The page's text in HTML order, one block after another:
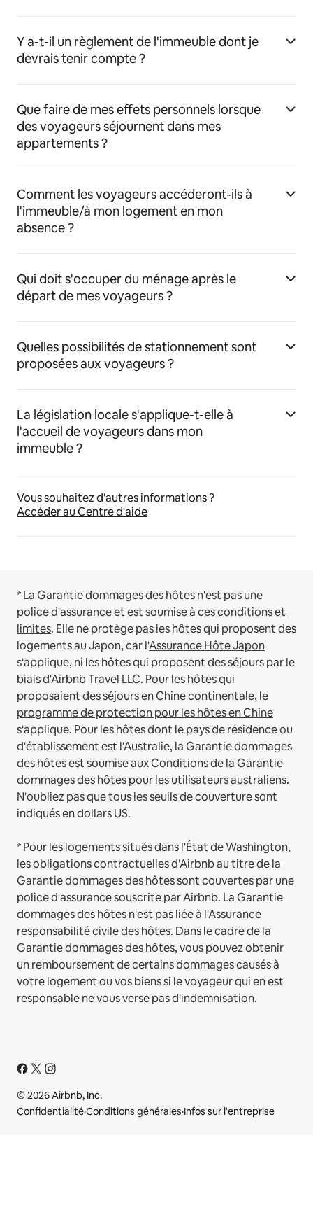
Y a-t-il un règlement de l'immeuble dont je
devrais tenir compte ?
Que faire de mes effets personnels lorsque
des voyageurs séjournent dans mes
appartements ?
Comment les voyageurs accéderont-ils à
l'immeuble/à mon logement en mon
absence ?
Qui doit s'occuper du ménage après le
départ de mes voyageurs ?
Quelles possibilités de stationnement sont
proposées aux voyageurs ?
La législation locale s'applique-t-elle à
l'accueil de voyageurs dans mon
immeuble ?
Vous souhaitez d'autres informations ?
Accéder au Centre d'aide
* La Garantie dommages des hôtes n'est pas une
police d'assurance et est soumise à cesconditions et
limites. Elle ne protège pas les hôtes qui proposent des
logements au Japon, car l'Assurance Hôte Japon
s'applique, ni les hôtes qui proposent des séjours par le
biais d'Airbnb Travel LLC. Pour les hôtes qui
proposaient des séjours en Chine continentale, le
programme de protection pour les hôtes en Chine
s'applique. Pour les hôtes dont le pays de résidence ou
d'établissement est l'Australie, la Garantie dommages
des hôtes est soumise auxConditions de la Garantie
dommages des hôtes pour les utilisateurs australiens.
N'oubliez pas que tous les seuils de couverture sont
indiqués en dollars US.
* Pour les logements situés dans l'État de Washington,
les obligations contractuelles d'Airbnb au titre de la
Garantie dommages des hôtes sont couvertes par une
police d'assurance souscrite par Airbnb. La Garantie
dommages des hôtes n'est pas liée à l'Assurance
responsabilité civile des hôtes. Dans le cadre de la
Garantie dommages des hôtes, vous pouvez obtenir
un remboursement de certains dommages causés à
votre logement ou vos biens si le voyageur qui en est
responsable ne vous verse pas d'indemnisation.
© 2026 Airbnb, Inc.
Confidentialité·Conditions générales·Infos sur l'entreprise